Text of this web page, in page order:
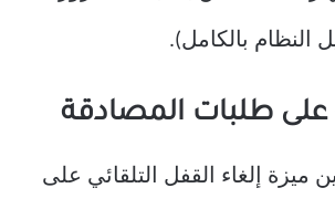
النظام بالكامل).
ميزة إلغاء القفل التلقائي على